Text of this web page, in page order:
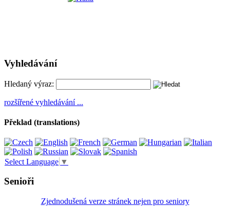
Vyhledávání
Hledaný výraz:
rozšířené vyhledávání ...
Překlad (translations)
Select Language ▼
Senioři
Zjednodušená verze stránek nejen pro seniory